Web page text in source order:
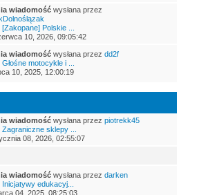
wiadomośćwysłana przez
Polskie ...
10, 2026, 09:05:42
wiadomośćwysłana przez dd2f
motocykle i ...
10, 2025, 12:00:19
wiadomośćwysłana przez piotrekk45
sklepy ...
08, 2026, 02:55:07
wiadomośćwysłana przez darken
edukacyj...
04, 2025, 08:25:03